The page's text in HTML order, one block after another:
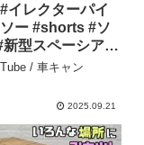
イレクターパイ
#ソ
/ 車キャン
2025.09.21